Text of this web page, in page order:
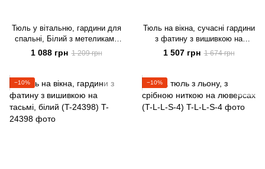
Тюль у вітальню, гардини для
спальні, Білий з метеликами
(T-BM-4)
1 088 грн 1 209 грн
Тюль на вікна, сучасні гардини
з фатину з вишивкою на
тасьмі, тюль у спальню білий
(T-208027)
1 507 грн 1 674 грн
−10% −10%